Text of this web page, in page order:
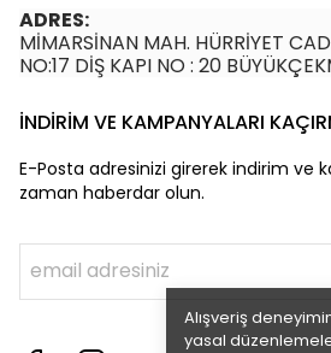
Alışveriş
yasal
ADRES:
MİMARSİNAN MAH. HÜRRİYET
NO:17 DİŞ KAPI NO : 20
İNDİRİM VE KAMPANYALARI
E-Posta adresinizi girerek indirim ve
zaman haberdar olun.